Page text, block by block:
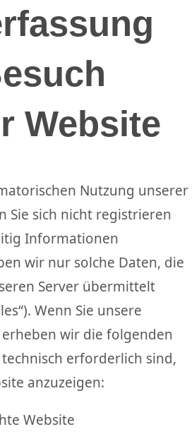
Website
Nutzung unserer
Sie sich nicht registrieren
Informationen
wir nur solche Daten, die
Server übermittelt
Wenn Sie unsere
wir die folgenden
erforderlich sind,
anzuzeigen:
Website